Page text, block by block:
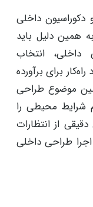
داخلی
همین دلیل باید
انتخاب
برای برآورده
موضوع طراحی
محیطی را
از انتظارات
طراحی داخلی